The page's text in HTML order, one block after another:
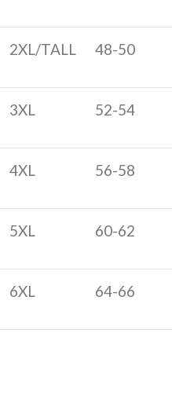
2XL/TALL 48-50
3XL 52-54
4XL 56-58
5XL 60-62
6XL 64-66